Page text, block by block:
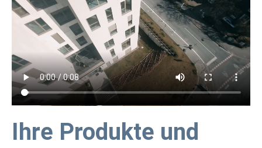
Ihre Produkte und